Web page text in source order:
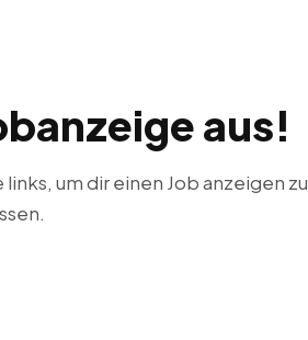
aus!
um dir einen Job anzeigen zu